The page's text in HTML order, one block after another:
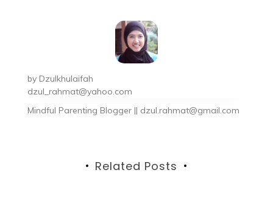
by Dzulkhulaifah
dzul_rahmat@yahoo.com
Mindful Parenting Blogger || dzul.rahmat@gmail.com
Related Posts